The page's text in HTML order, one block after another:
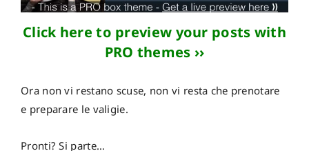
Click here to preview your posts with
PRO themes ››
Ora non vi restano scuse, non vi resta che prenotare
e preparare le valigie.
Pronti? Si parte…